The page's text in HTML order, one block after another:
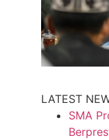
LATEST
SMA